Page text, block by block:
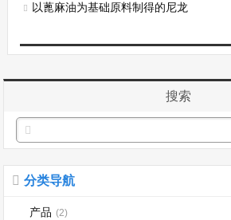
以蓖麻油为基础原料制得的尼龙
搜索
分类导航
产品 (2)